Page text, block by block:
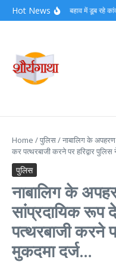
Skip to content
Hot Newsगंगा के तेज बहाव में डूब रहे
Home /पुलिस/नाबालिग के
कर पत्थरबाजी करने पर हरिद्वार
पुलिस
नाबालिग के
सांप्रदायिक रूप
पत्थरबाजी करने
मुकदमा दर्ज…